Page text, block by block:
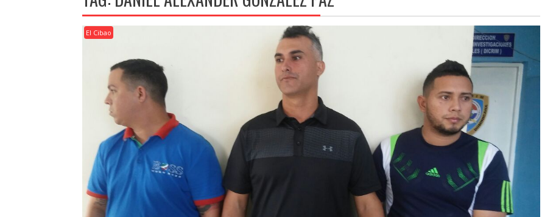
El Cibao